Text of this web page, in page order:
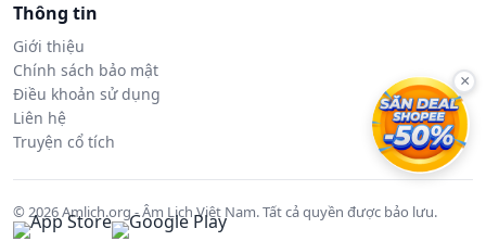
Thông tin
Giới thiệu
Chính sách bảo mật
Điều khoản sử dụng
Liên hệ
Truyện cổ tích
© 2026 Amlich.org - Âm Lịch Việt Nam. Tất cả quyền được bảo lưu.
×